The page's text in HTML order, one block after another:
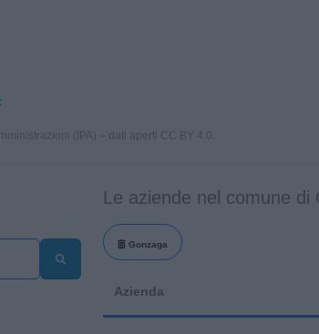
(IPA) – dati aperti CC BY 4.0.
Le aziende nel comune di
Gonzaga
Azienda